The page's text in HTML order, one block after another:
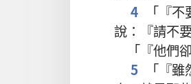
4
「『
說：『請不
「『他們
5
「『